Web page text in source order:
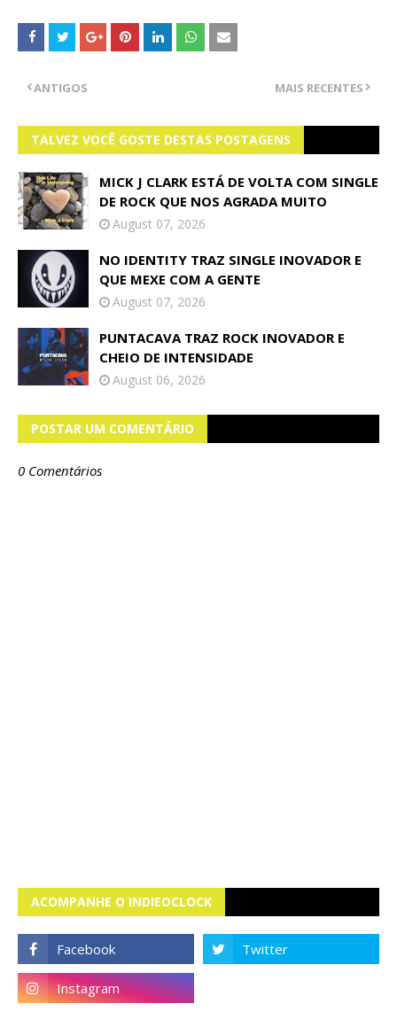
MAIS RECENTES
ANTIGOS
TALVEZ VOCÊ GOSTE DESTAS POSTAGENS
MICK J CLARK ESTÁ DE VOLTA COM SINGLE
DE ROCK QUE NOS AGRADA MUITO
August 07, 2026
NO IDENTITY TRAZ SINGLE INOVADOR E
QUE MEXE COM A GENTE
August 07, 2026
PUNTACAVA TRAZ ROCK INOVADOR E
CHEIO DE INTENSIDADE
August 06, 2026
POSTAR UM COMENTÁRIO
0 Comentários
ACOMPANHE O INDIEOCLOCK